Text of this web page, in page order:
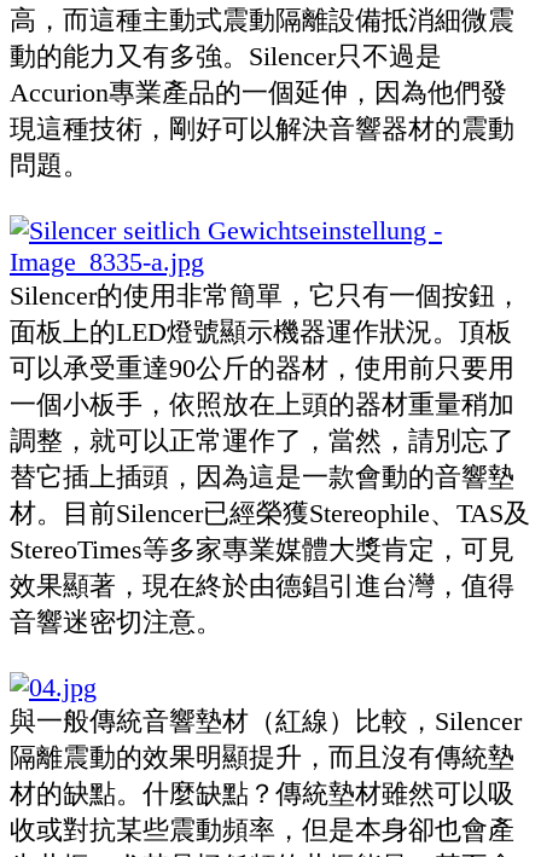
高，而這種主動式震動隔離設備抵消細微震
動的能力又有多強。Silencer只不過是
Accurion專業產品的一個延伸，因為他們發
現這種技術，剛好可以解決音響器材的震動
問題。
Silencer的使用非常簡單，它只有一個按鈕，
面板上的LED燈號顯示機器運作狀況。頂板
可以承受重達90公斤的器材，使用前只要用
一個小板手，依照放在上頭的器材重量稍加
調整，就可以正常運作了，當然，請別忘了
替它插上插頭，因為這是一款會動的音響墊
材。目前Silencer已經榮獲Stereophile、TAS及
StereoTimes等多家專業媒體大獎肯定，可見
效果顯著，現在終於由德錩引進台灣，值得
音響迷密切注意。
與一般傳統音響墊材（紅線）比較，Silencer
隔離震動的效果明顯提升，而且沒有傳統墊
材的缺點。什麼缺點？傳統墊材雖然可以吸
收或對抗某些震動頻率，但是本身卻也會產